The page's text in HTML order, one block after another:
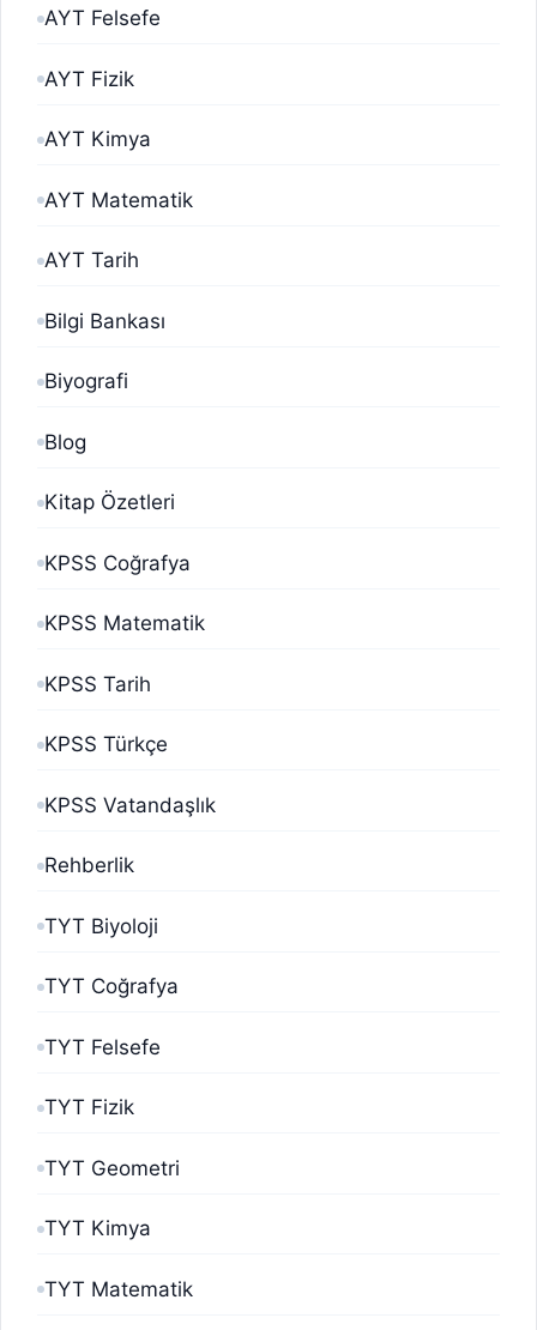
AYT Felsefe
AYT Fizik
AYT Kimya
AYT Matematik
AYT Tarih
Bilgi Bankası
Biyografi
Blog
Kitap Özetleri
KPSS Coğrafya
KPSS Matematik
KPSS Tarih
KPSS Türkçe
KPSS Vatandaşlık
Rehberlik
TYT Biyoloji
TYT Coğrafya
TYT Felsefe
TYT Fizik
TYT Geometri
TYT Kimya
TYT Matematik